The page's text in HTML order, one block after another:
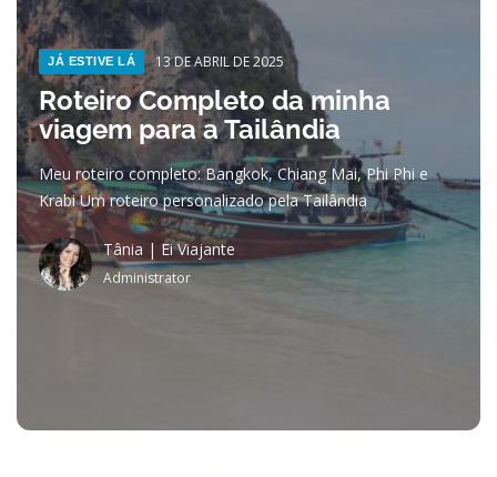
JÁ ESTIVE LÁ 13 DE ABRIL DE 2025
Roteiro Completo da minha
viagem para a Tailândia
Meu roteiro completo: Bangkok, Chiang Mai, Phi Phi e
Krabi Um roteiro personalizado pela Tailândia
Tânia | Ei Viajante
Administrator